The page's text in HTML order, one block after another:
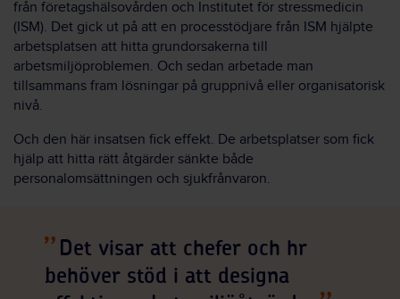
från företagshälsovården och Institutet för stressmedicin
(ISM). Det gick ut på att en processtödjare från ISM hjälpte
arbetsplatsen att hitta grundorsakerna till
arbetsmiljöproblemen. Och sedan arbetade man
tillsammans fram lösningar på gruppnivå eller organisatorisk
nivå.
Och den här insatsen fick effekt. De arbetsplatser som fick
hjälp att hitta rätt åtgärder sänkte både
personalomsättningen och sjukfrånvaron.
Det visar att chefer och hr
behöver stöd i att designa